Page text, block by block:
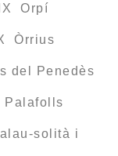
Orpí
Òrrius
del Penedès
Palafolls
solità i